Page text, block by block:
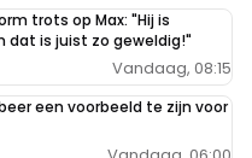
trots op Max: "Hij is
dat is juist zo geweldig!"
Vandaag, 08:15
een voorbeeld te zijn voor